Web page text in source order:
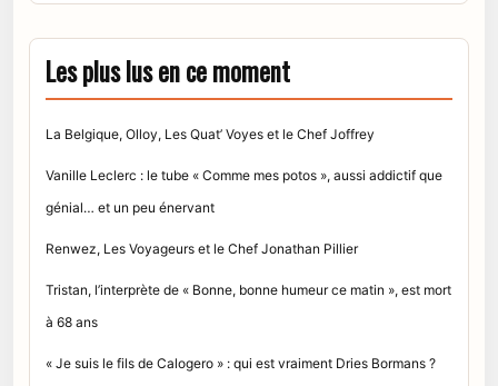
Les plus lus en ce moment
La Belgique, Olloy, Les Quat’ Voyes et le Chef Joffrey
Vanille Leclerc : le tube « Comme mes potos », aussi addictif que
génial… et un peu énervant
Renwez, Les Voyageurs et le Chef Jonathan Pillier
Tristan, l’interprète de « Bonne, bonne humeur ce matin », est mort
à 68 ans
« Je suis le fils de Calogero » : qui est vraiment Dries Bormans ?